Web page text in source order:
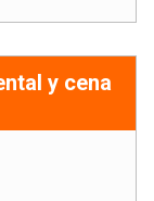
y cena